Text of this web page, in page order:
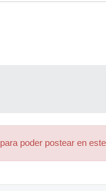
para poder postear en